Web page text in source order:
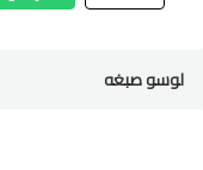
لوسو صبغه